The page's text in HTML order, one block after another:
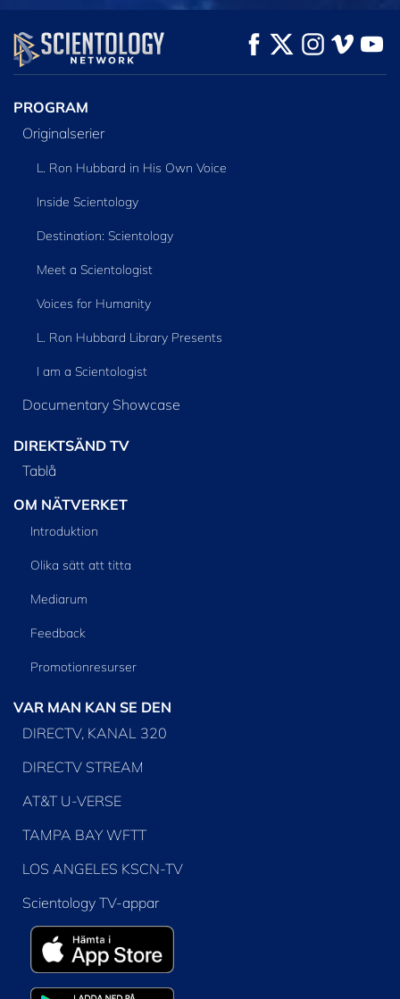
TITTA
UTFORSKA
SERIEN
PROGRAM
Originalserier
L. Ron Hubbard in His Own Voice
Inside Scientology
Destination: Scientology
Meet a Scientologist
Voices for Humanity
L. Ron Hubbard Library Presents
I am a Scientologist
Documentary Showcase
DIREKTSÄND TV
Tablå
OM NÄTVERKET
Introduktion
Olika sätt att titta
Mediarum
Feedback
Promotionresurser
VAR MAN KAN SE DEN
DIRECTV, KANAL 320
DIRECTV STREAM
AT&T U-VERSE
TAMPA BAY WFTT
LOS ANGELES KSCN-TV
Scientology TV-appar